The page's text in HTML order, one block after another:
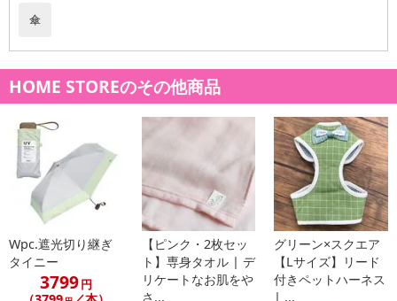
雨に濡れた面を内側に閉じる特殊な2重構造で水滴に触れずに使える
人気の2重傘。
日本は1年の約1/3が雨の雨大国。雨の日の必需品である傘に感じて
いる「あるある」な悩みを解決してくれます。
車の乗り降りで濡れてしまう、車内がビショビショになる「車での
傘あるある」問題を解決
花のつぼみのように逆さに開くので、車の乗り降り時にスムーズに
傘の開閉が出来ます。
また濡れた傘でシートがビショビショになる問題も、濡れた面が内
側にすることで解決してくれます。
他にも細かい嬉しいポイントがたくさん！！
電車で周りや自分が濡れないように気を遣うこともなく雨の日のス
関連キーワード
HOME STOREのその他商品